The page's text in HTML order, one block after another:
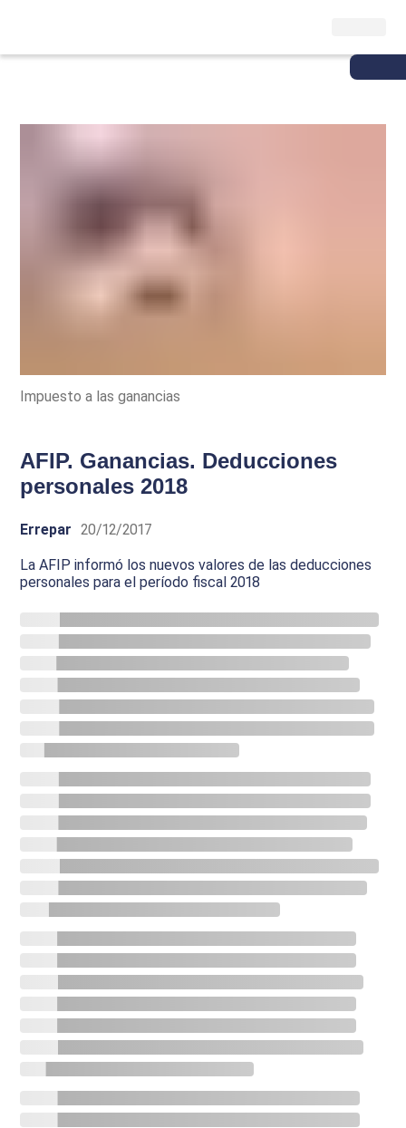
Impuesto a las ganancias
AFIP. Ganancias. Deducciones
personales 2018
Errepar 20/12/2017
La AFIP informó los nuevos valores de las deducciones
personales para el período fiscal 2018